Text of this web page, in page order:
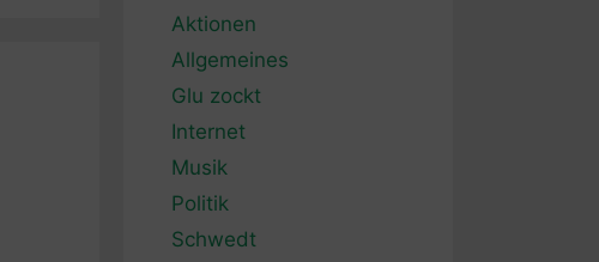
Aktionen
Allgemeines
Glu zockt
Internet
Musik
Politik
Schwedt